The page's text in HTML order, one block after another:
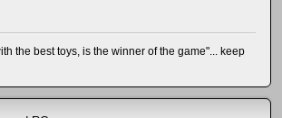
the best toys, is the winner of the game"... keep